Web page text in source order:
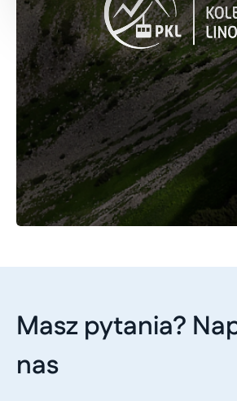
Masz pytania?
nas